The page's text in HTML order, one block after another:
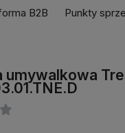
oferty lub
produkty
B2B Punkty
umywalkowa